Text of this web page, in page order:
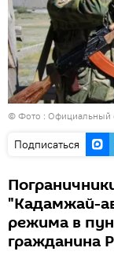
© Фото : Официальный
Подписаться
"Кадамжай-
режима в
гражданина